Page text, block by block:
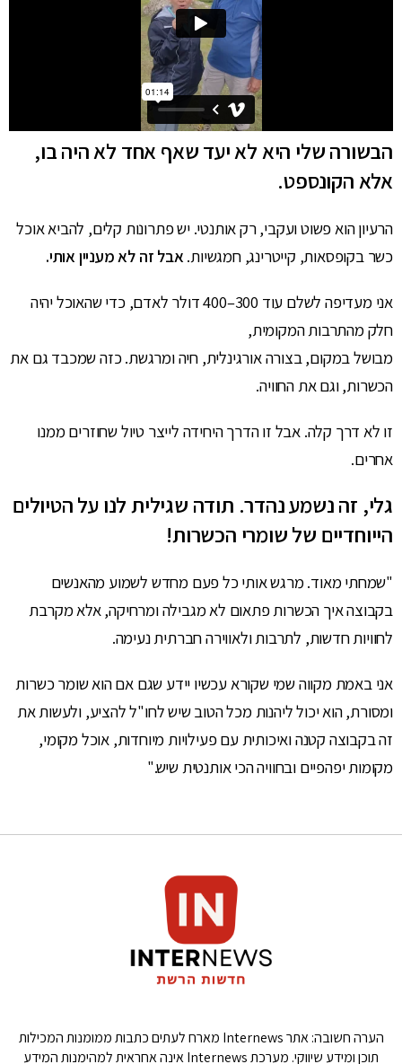
הבשורה שלי היא לא יעד שאף אחד לא היה בו,
אלא הקונספט.
הרעיון הוא פשוט ועקבי, רק אותנטי. יש פתרונות קלים, להביא אוכל
כשר בקופסאות, קייטרינג, חמגשיות. אבל זה לא מעניין אותי.
אני מעדיפה לשלם עוד 300–400 דולר לאדם, כדי שהאוכל יהיה
חלק מהתרבות המקומית,
מבושל במקום, בצורה אורגינלית, חיה ומרגשת. כזה שמכבד גם את
הכשרות, וגם את החוויה.
זו לא דרך קלה. אבל זו הדרך היחידה לייצר טיול שחוזרים ממנו
אחרים.
גלי, זה נשמע נהדר. תודה שגילית לנו על הטיולים
הייוחדיים של שומרי הכשרות!
"שמחתי מאוד. מרגש אותי כל פעם מחדש לשמוע מהאנשים
בקבוצה איך הכשרות פתאום לא מגבילה ומרחיקה, אלא מקרבת
לחוויות חדשות, לתרבות ולאווירה חברתית נעימה.
אני באמת מקווה שמי שקורא עכשיו יידע שגם אם הוא שומר כשרות
ומסורת, הוא יכול ליהנות מכל הטוב שיש לחו"ל להציע, ולעשות את
זה בקבוצה קטנה ואיכותית עם פעילויות מיוחדות, אוכל מקומי,
מקומות יפהפיים ובחוויה הכי אותנטית שיש."
הערה חשובה: אתר Internews מארח לעתים כתבות ממומנות המכילות
תוכן ומידע שיווקי. מערכת Internews אינה אחראית למהימנות המידע